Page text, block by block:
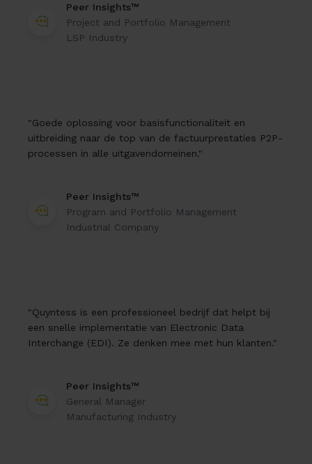
Peer Insights™
Project and Portfolio Management
LSP Industry
"Goede oplossing voor basisfunctionaliteit en
uitbreiding naar de top van de factuurprestaties P2P-
processen in alle uitgavendomeinen."
Peer Insights™
Program and Portfolio Management
Industrial Company
"Quyntess is een professioneel bedrijf dat helpt bij
een snelle implementatie van Electronic Data
Interchange (EDI). Ze denken mee met hun klanten."
Peer Insights™
General Manager
Manufacturing Industry